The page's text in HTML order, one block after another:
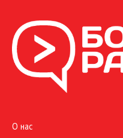
О нас